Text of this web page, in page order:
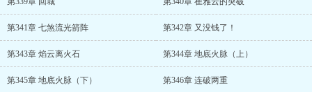
第341章 七煞流光箭阵 第342章 又没钱了！
第343章 焰云离火石 第344章 地底火脉（上）
第345章 地底火脉（下） 第346章 连破两重